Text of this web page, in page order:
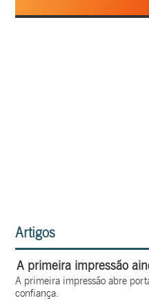
Artigos
A primeira impressão
A primeira impressão abre
confiança.